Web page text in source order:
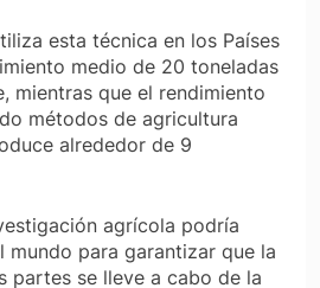
esta técnica en los Países
medio de 20 toneladas
mientras que el rendimiento
métodos de agricultura
alrededor de 9
agrícola podría
mundo para garantizar que la
partes se lleve a cabo de la